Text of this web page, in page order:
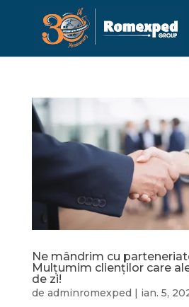
Ne mândrim cu
Mulțumim clienților care
de zi!
de adminromexped ian. 5,